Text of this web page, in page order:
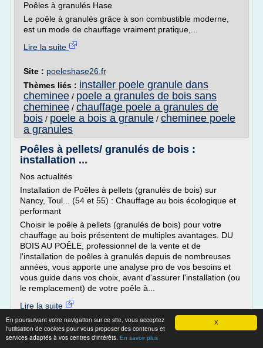
X
En poursuivant votre navigation sur ce site, vous acceptez
l'utilisation de cookies pour vous proposer des contenus et
services adaptés à vos centres d'intérêts. En savoir plus
Poêles à granulés Hase
Le poêle à granulés grâce à son combustible moderne,
est un mode de chauffage vraiment pratique,...
Lire la suite
Site : poeleshase26.fr
Thèmes liés : installer poele granule dans
cheminee / poele a granules de bois sans
cheminee / chauffage poele a granules de
bois / poele a bois a granule / cheminee poele
a granules
Poêles à pellets/ granulés de bois :
installation ...
Nos actualités
Installation de Poêles à pellets (granulés de bois) sur
Nancy, Toul... (54 et 55) : Chauffage au bois écologique et
performant
Choisir le poêle à pellets (granulés de bois) pour votre
chauffage au bois présentent de multiples avantages. DU
BOIS AU POÊLE, professionnel de la vente et de
l'installation de poêles à granulés depuis de nombreuses
années, vous apporte une analyse pro de vos besoins et
vous guide dans vos choix, avant d'assurer l'installation (ou
le remplacement) de votre poêle à...
Lire la suite
Date:2016-03-30 07:10:11
Site :http://www.duboisaupoele.fr
Thèmes liés : chauffage bois granules pellets